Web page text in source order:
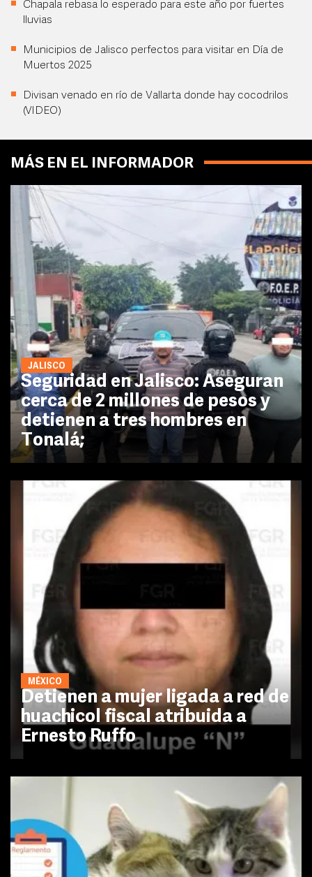
Chapala rebasa lo esperado para este año por fuertes
lluvias
Municipios de Jalisco perfectos para visitar en Día de
Muertos 2025
Divisan venado en río de Vallarta donde hay cocodrilos
(VIDEO)
MÁS EN EL INFORMADOR
JALISCO
Seguridad en Jalisco: Aseguran
cerca de 2 millones de pesos y
detienen a tres hombres en
Tonalá;
MÉXICO
Detienen a mujer ligada a red de
huachicol fiscal atribuida a
Ernesto Ruffo